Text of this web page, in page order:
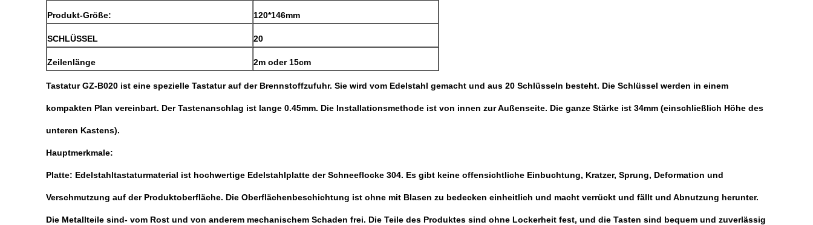
Produkt-Größe: 120*146mm
SCHLÜSSEL 20
Zeilenlänge 2m oder 15cm
Tastatur GZ-B020 ist eine spezielle Tastatur auf der Brennstoffzufuhr. Sie wird vom Edelstahl gemacht und aus 20 Schlüsseln besteht. Die Schlüssel werden in einem
kompakten Plan vereinbart. Der Tastenanschlag ist lange 0.45mm. Die Installationsmethode ist von innen zur Außenseite. Die ganze Stärke ist 34mm (einschließlich Höhe des
unteren Kastens).
Hauptmerkmale:
Platte: Edelstahltastaturmaterial ist hochwertige Edelstahlplatte der Schneeflocke 304. Es gibt keine offensichtliche Einbuchtung, Kratzer, Sprung, Deformation und
Verschmutzung auf der Produktoberfläche. Die Oberflächenbeschichtung ist ohne mit Blasen zu bedecken einheitlich und macht verrückt und fällt und Abnutzung herunter.
Die Metallteile sind- vom Rost und von anderem mechanischem Schaden frei. Die Teile des Produktes sind ohne Lockerheit fest, und die Tasten sind bequem und zuverlässig